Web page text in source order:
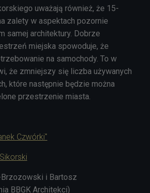
uważają również, że 15-
zalety w aspektach pozornie
samej architektury. Dobrze
miejska spowoduje, że
na samochody. To w
że zmniejszy się liczba używanych
które następnie będzie można
przestrzenie miasta.
Czwórki"
Brzozowski i Bartosz
BBGK Architekci)